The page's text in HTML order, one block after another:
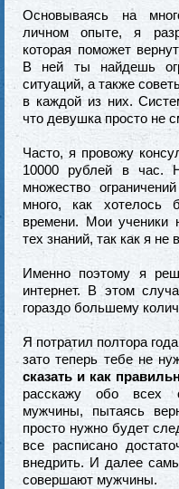
Основываясь на
личном опыте, я
которая поможет
В ней ты найдешь
ситуаций, а также
в каждой из них.
что девушка просто не
Часто, я провожу
10000 рублей в час.
множество
много, как хотелось
времени. Мои ученики
тех знаний, так как я не
Именно поэтому я
интернет. В этом
гораздо большему
Я потратил полтора
зато теперь тебе не
сказать и как
расскажу обо всех
мужчины, пытаясь
просто нужно будет
все расписано
внедрить. И далее
совершают мужчины.